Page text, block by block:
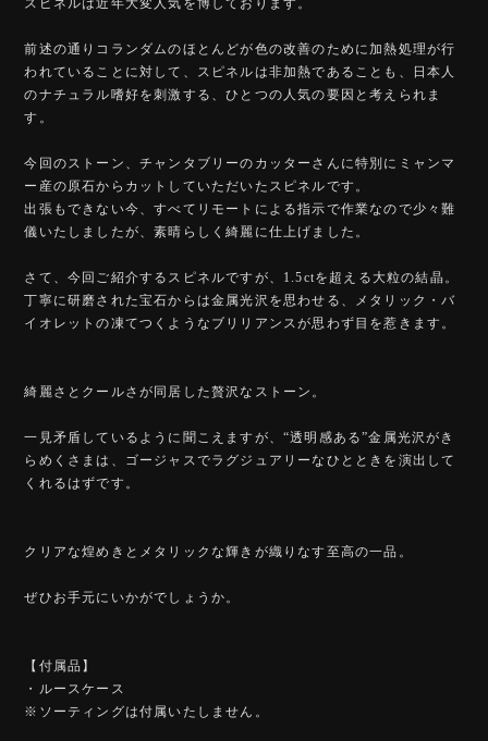
スピネルは近年大変人気を博しております。
前述の通りコランダムのほとんどが色の改善のために加熱処理が行
われていることに対して、スピネルは非加熱であることも、日本人
のナチュラル嗜好を刺激する、ひとつの人気の要因と考えられま
す。
今回のストーン、チャンタブリーのカッターさんに特別にミャンマ
ー産の原石からカットしていただいたスピネルです。
出張もできない今、すべてリモートによる指示で作業なので少々難
儀いたしましたが、素晴らしく綺麗に仕上げました。
さて、今回ご紹介するスピネルですが、1.5ctを超える大粒の結晶。
丁寧に研磨された宝石からは金属光沢を思わせる、メタリック・バ
イオレットの凍てつくようなブリリアンスが思わず目を惹きます。
綺麗さとクールさが同居した贅沢なストーン。
一見矛盾しているように聞こえますが、“透明感ある”金属光沢がき
らめくさまは、ゴージャスでラグジュアリーなひとときを演出して
くれるはずです。
クリアな煌めきとメタリックな輝きが織りなす至高の一品。
ぜひお手元にいかがでしょうか。
【付属品】
・ルースケース
※ソーティングは付属いたしません。